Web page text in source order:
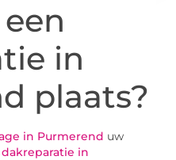
in
plaats?
in Purmerend uw
dakreparatie in